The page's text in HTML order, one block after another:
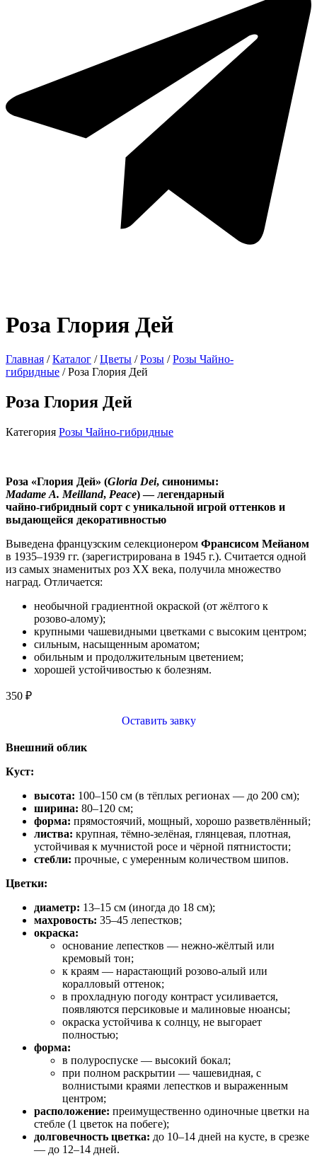
Роза Глория Дей
Главная /Каталог /Цветы /Розы /Розы Чайно-
гибридные / Роза Глория Дей
Роза Глория Дей
Категория Розы Чайно-гибридные
Роза «Глория Дей» (Gloria Dei, синонимы:
Madame A. Meilland, Peace) — легендарный
чайно‑гибридный сорт с уникальной игрой оттенков и
выдающейся декоративностью
Выведена французским селекционером Франсисом Мейаном
в 1935–1939 гг. (зарегистрирована в 1945 г.). Считается одной
из самых знаменитых роз XX века, получила множество
наград. Отличается:
необычной градиентной окраской (от жёлтого к
розово‑алому);
крупными чашевидными цветками с высоким центром;
сильным, насыщенным ароматом;
обильным и продолжительным цветением;
хорошей устойчивостью к болезням.
350 ₽
Оставить завку
Внешний облик
Куст:
высота: 100–150 см (в тёплых регионах — до 200 см);
ширина: 80–120 см;
форма: прямостоячий, мощный, хорошо разветвлённый;
листва: крупная, тёмно‑зелёная, глянцевая, плотная,
устойчивая к мучнистой росе и чёрной пятнистости;
стебли: прочные, с умеренным количеством шипов.
Цветки:
диаметр: 13–15 см (иногда до 18 см);
махровость: 35–45 лепестков;
окраска:
основание лепестков — нежно‑жёлтый или
кремовый тон;
к краям — нарастающий розово‑алый или
коралловый оттенок;
в прохладную погоду контраст усиливается,
появляются персиковые и малиновые нюансы;
окраска устойчива к солнцу, не выгорает
полностью;
форма:
в полуроспуске — высокий бокал;
при полном раскрытии — чашевидная, с
волнистыми краями лепестков и выраженным
центром;
расположение: преимущественно одиночные цветки на
стебле (1 цветок на побеге);
долговечность цветка: до 10–14 дней на кусте, в срезке
— до 12–14 дней.